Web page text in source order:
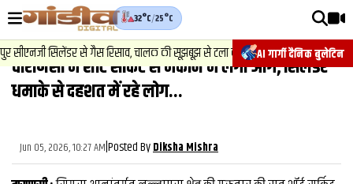
AI गार्गी दैनिक बुलेटिन
32°C/25°C
सीएनजी सिलेंडर से गैस रिसाव, चालक की सूझबूझ से टला बड़ा हादसा. 2.न्यूज़-
वीडियोज़
वाराणसी न्यूज़
राजनीति
फिल्मी
वाराणसी में शार्ट सर्किट से मकान में लगी आग, सिलेंडर
धमाके से दहशत में रहे लोग...
Jun 05, 2026, 10:27 AM|Posted ByDiksha Mishra